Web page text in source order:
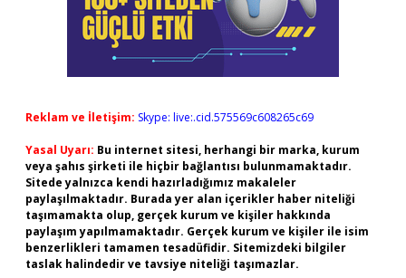
Reklam ve İletişim: Skype: live:.cid.575569c608265c69
Yasal Uyarı: Bu internet sitesi, herhangi bir marka, kurum
veya şahıs şirketi ile hiçbir bağlantısı bulunmamaktadır.
Sitede yalnızca kendi hazırladığımız makaleler
paylaşılmaktadır. Burada yer alan içerikler haber niteliği
taşımamakta olup, gerçek kurum ve kişiler hakkında
paylaşım yapılmamaktadır. Gerçek kurum ve kişiler ile isim
benzerlikleri tamamen tesadüfidir. Sitemizdeki bilgiler
taslak halindedir ve tavsiye niteliği taşımazlar.